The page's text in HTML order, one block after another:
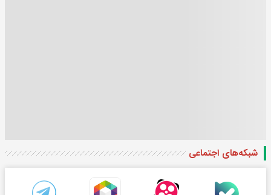
شبکه‌های اجتماعی